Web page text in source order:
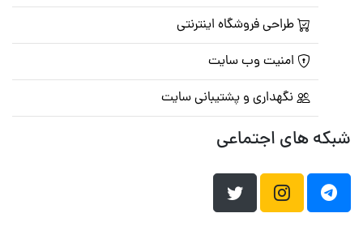
طراحی فروشگاه اینترنتی
امنیت وب سایت
نگهداری و پشتیبانی سایت
شبکه های اجتماعی